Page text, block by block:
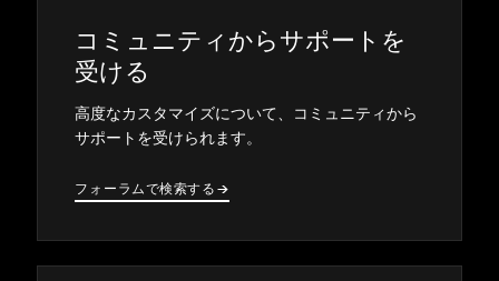
コミ⁠ュニテ⁠ィからサポ⁠ートを
受ける
高度なカスタマイズについて⁠、コミ⁠ュニテ⁠ィから
サポ⁠ートを受けられます⁠。
フ⁠ォ⁠ーラムで検索する →
→